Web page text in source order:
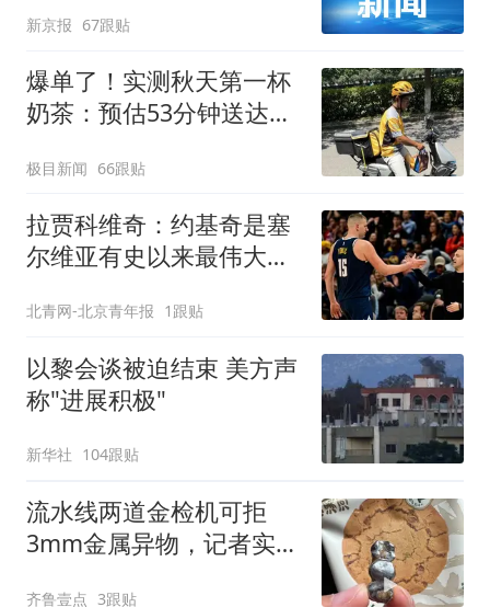
新京报 67跟贴
爆单了！实测秋天第一杯
奶茶：预估53分钟送达，
极目新闻 66跟贴
拉贾科维奇：约基奇是塞
尔维亚有史以来最伟大的
北青网-北京青年报 1跟贴
以黎会谈被迫结束 美方声
称"进展积极"
新华社 104跟贴
流水线两道金检机可拒
3mm金属异物，记者实探
齐鲁壹点 3跟贴